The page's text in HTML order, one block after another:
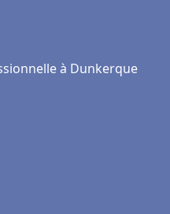
à Dunkerque